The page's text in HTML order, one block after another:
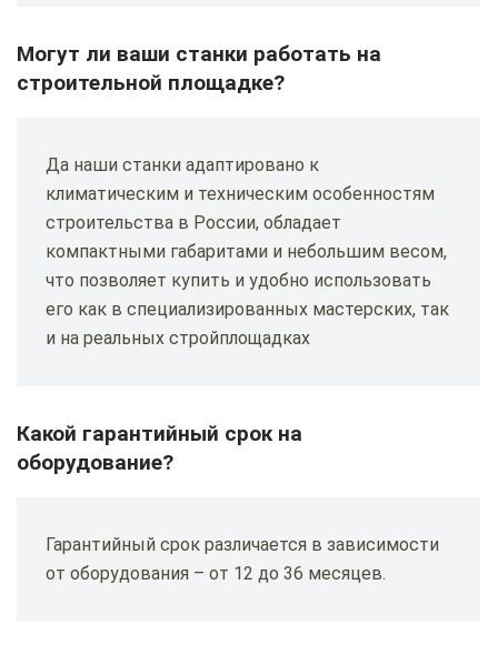
Могут ли ваши станки работать на
строительной площадке?
Да наши станки адаптировано к
климатическим и техническим особенностям
строительства в России, обладает
компактными габаритами и небольшим весом,
что позволяет купить и удобно использовать
его как в специализированных мастерских, так
и на реальных стройплощадках
Какой гарантийный срок на
оборудование?
Гарантийный срок различается в зависимости
от оборудования – от 12 до 36 месяцев.